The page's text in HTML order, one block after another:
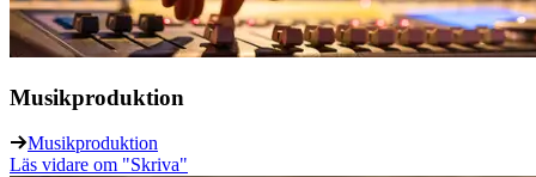
Musikproduktion
Musikproduktion
Läs vidare om "Skriva"